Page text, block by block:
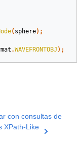
(sphere);
.WAVEFRONTOBJ );
con consultas de
XPath-Like